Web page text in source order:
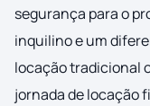
segurança para o
inquilino e um
locação tradicional
jornada de locação